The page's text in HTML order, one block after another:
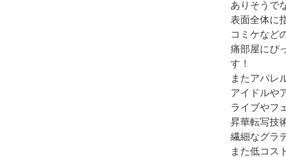
ありそうで
表面全体に
コミケなど
痛部屋にぴ
す！
またアパレ
アイドルや
ライブやフ
昇華転写技
繊細なグラ
また低コス